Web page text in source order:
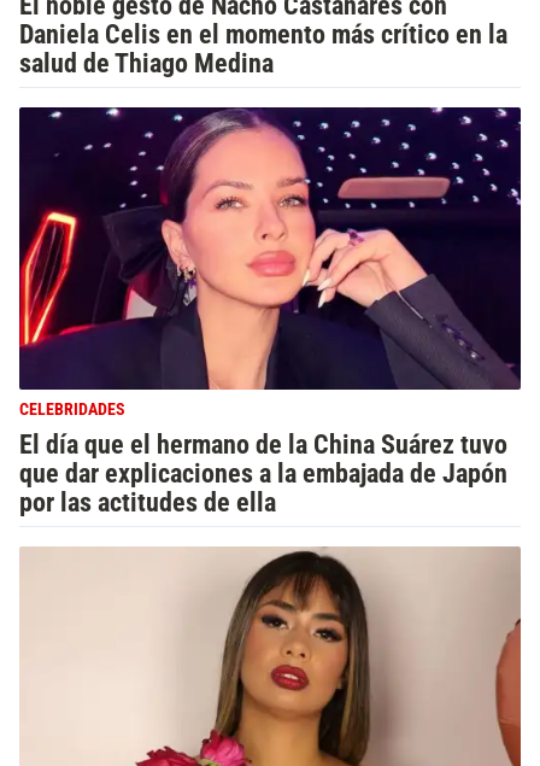
Daniela Celis en el momento más crítico en la
salud de Thiago Medina
CELEBRIDADES
El día que el hermano de la China Suárez tuvo
que dar explicaciones a la embajada de Japón
por las actitudes de ella